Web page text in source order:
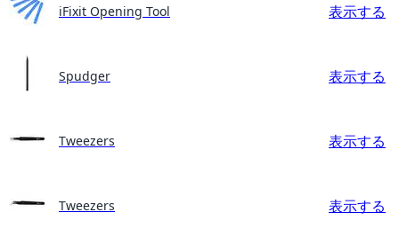
iFixit Opening Tool 表示する
Spudger 表示する
Tweezers 表示する
Tweezers 表示する